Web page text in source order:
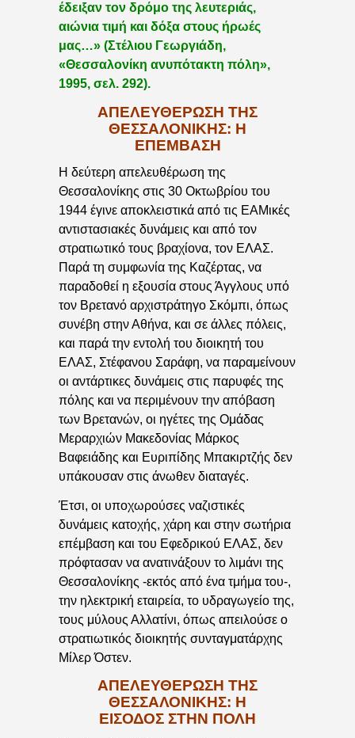
έδειξαν τον δρόμο της λευτεριάς,
αιώνια τιμή και δόξα στους ήρωές
μας…» (Στέλιου Γεωργιάδη,
«Θεσσαλονίκη ανυπότακτη πόλη»,
1995, σελ. 292).
ΑΠΕΛΕΥΘΈΡΩΣΗ ΤΗΣ
ΘΕΣΣΑΛΟΝΊΚΗΣ: Η
ΕΠΈΜΒΑΣΗ
Η δεύτερη απελευθέρωση της
Θεσσαλονίκης στις 30 Οκτωβρίου του
1944 έγινε αποκλειστικά από τις ΕΑΜικές
αντιστασιακές δυνάμεις και από τον
στρατιωτικό τους βραχίονα, τον ΕΛΑΣ.
Παρά τη συμφωνία της Καζέρτας, να
παραδοθεί η εξουσία στους Άγγλους υπό
τον Βρετανό αρχιστράτηγο Σκόμπι, όπως
συνέβη στην Αθήνα, και σε άλλες πόλεις,
και παρά την εντολή του διοικητή του
ΕΛΑΣ, Στέφανου Σαράφη, να παραμείνουν
οι αντάρτικες δυνάμεις στις παρυφές της
πόλης και να περιμένουν την απόβαση
των Βρετανών, οι ηγέτες της Ομάδας
Μεραρχιών Μακεδονίας Μάρκος
Βαφειάδης και Ευριπίδης Μπακιρτζής δεν
υπάκουσαν στις άνωθεν διαταγές.
Έτσι, οι υποχωρούσες ναζιστικές
δυνάμεις κατοχής, χάρη και στην σωτήρια
επέμβαση και του Εφεδρικού ΕΛΑΣ, δεν
πρόφτασαν να ανατινάξουν το λιμάνι της
Θεσσαλονίκης -εκτός από ένα τμήμα του-,
την ηλεκτρική εταιρεία, το υδραγωγείο της,
τους μύλους Αλλατίνι, όπως απειλούσε ο
στρατιωτικός διοικητής συνταγματάρχης
Μίλερ Όστεν.
ΑΠΕΛΕΥΘΈΡΩΣΗ ΤΗΣ
ΘΕΣΣΑΛΟΝΊΚΗΣ: Η
ΕΊΣΟΔΟΣ ΣΤΗΝ ΠΌΛΗ